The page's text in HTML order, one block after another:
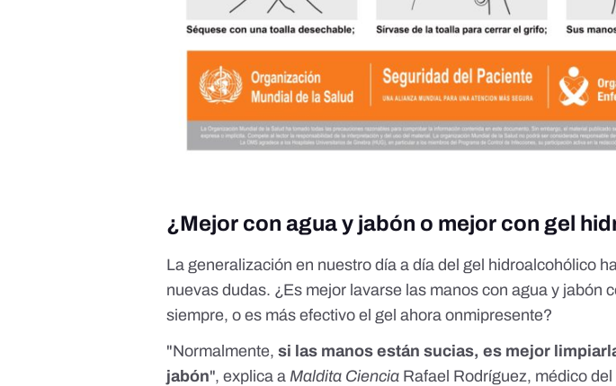
¿Mejor con agua y jabón o mejor con gel
La generalización en nuestro día a día del gel hidroalcohólico
nuevas dudas. ¿Es mejor lavarse las manos con agua y jabón
siempre, o es más efectivo el gel ahora onmipresente?
"Normalmente,si las manos están sucias, es mejor
jabón", explica a Maldita Ciencia Rafael Rodríguez, médico del